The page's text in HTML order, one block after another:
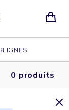
0 produits